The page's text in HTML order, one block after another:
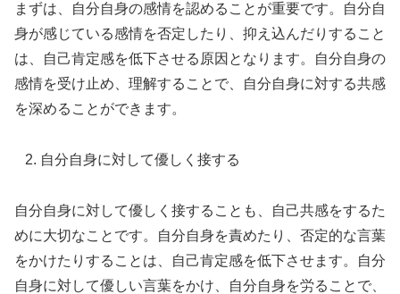
まずは、自分自身の感情を認めることが重要です。自分自
身が感じている感情を否定したり、抑え込んだりすること
は、自己肯定感を低下させる原因となります。自分自身の
感情を受け止め、理解することで、自分自身に対する共感
を深めることができます。
自分自身に対して優しく接する
自分自身に対して優しく接することも、自己共感をするた
めに大切なことです。自分自身を責めたり、否定的な言葉
をかけたりすることは、自己肯定感を低下させます。自分
自身に対して優しい言葉をかけ、自分自身を労ることで、